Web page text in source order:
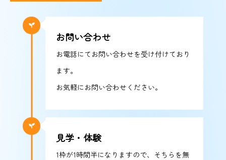
お問い合わせ
お電話にてお問い合わせを受け付けており
ます。
お気軽にお問い合わせください。
見学・体験
1枠が1時間半になりますので、そちらを無